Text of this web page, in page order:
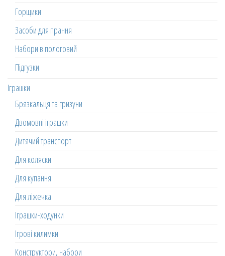
Горщики
Засоби для прання
Набори в пологовий
Підгузки
Іграшки
Брязкальця та гризуни
Двомовні іграшки
Дитячий транспорт
Для коляски
Для купання
Для ліжечка
Іграшки-ходунки
Ігрові килимки
Конструктори, набори